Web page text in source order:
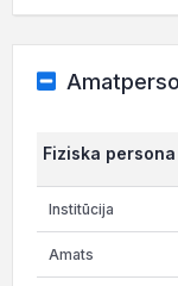
Fiziska persona